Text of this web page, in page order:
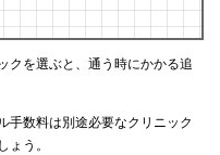
クを選ぶと、通う時にかかる追
手数料は別途必要なクリニック
ょう。